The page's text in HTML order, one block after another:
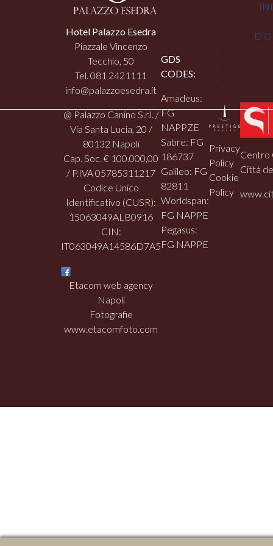
Hotel Palazzo Esedra
Piazzale Vincenzo
Tecchio, 50
Tel. 081 2421111
info@palazzoesedra.it
@ Palazzo Canino S.r.l. /
Via Santa Lucia, 20 /
80132 Napoli
Cap. Soc. € 100.000,00
/ P.IVA 05785311217
Codice Unico
Identificativo (CUSR):
15063049ALB0916
CIN:
IT063049A14586D7A5
Etacom web agency
Napoli
Fotografie
www.etacomfoto.com
GDS
CODES:
Amadeus:
FG
NAPPZE
Sabre: FG
186737
Galileo: FG
82811
Worldspan:
FG NAPPE
Pegasus:
FG NAPPE
Privacy
Policy
Cookie
Policy
Centro
Città